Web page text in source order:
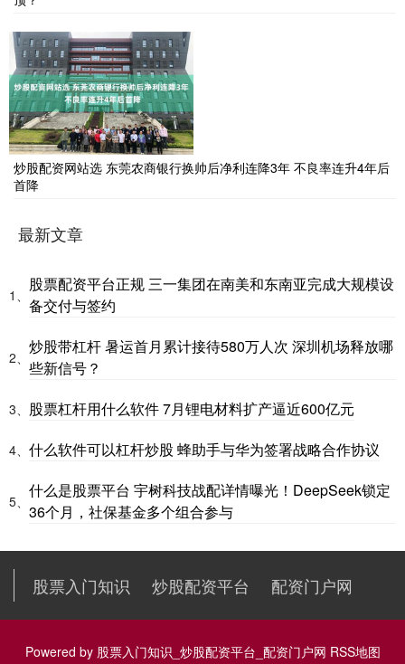
炒股配资网站选 东莞农商银行换帅后净利连降3年 不良率连升4年后
首降
最新文章
1、
股票配资平台正规 三一集团在南美和东南亚完成大规模设
备交付与签约
2、
炒股带杠杆 暑运首月累计接待580万人次 深圳机场释放哪
些新信号？
3、 股票杠杆用什么软件 7月锂电材料扩产逼近600亿元
4、 什么软件可以杠杆炒股 蜂助手与华为签署战略合作协议
5、
什么是股票平台 宇树科技战配详情曝光！DeepSeek锁定
36个月，社保基金多个组合参与
股票入门知识 炒股配资平台 配资门户网
Powered by 股票入门知识_炒股配资平台_配资门户网 RSS地图